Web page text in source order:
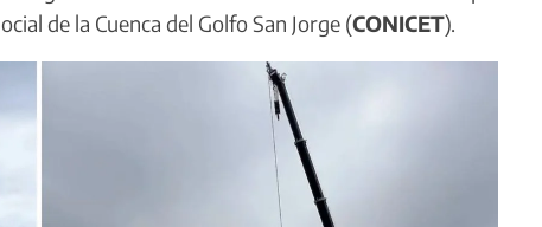
de la Cuenca del Golfo San Jorge (CONICET).